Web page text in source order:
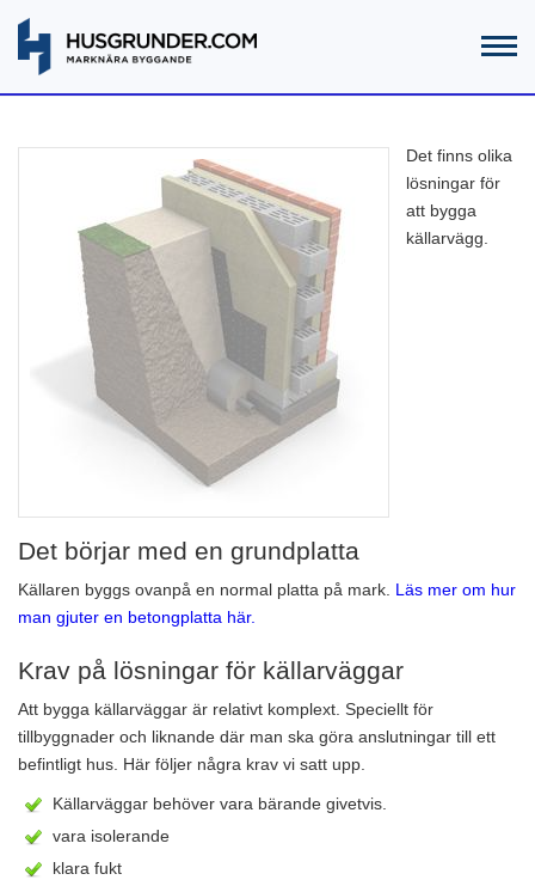
Det finns olika
lösningar för
att bygga
källarvägg.
Det börjar med en grundplatta
Källaren byggs ovanpå en normal platta på mark. Läs mer om hur
man gjuter en betongplatta här.
Krav på lösningar för källarväggar
Att bygga källarväggar är relativt komplext. Speciellt för
tillbyggnader och liknande där man ska göra anslutningar till ett
befintligt hus. Här följer några krav vi satt upp.
Källarväggar behöver vara bärande givetvis.
vara isolerande
klara fukt